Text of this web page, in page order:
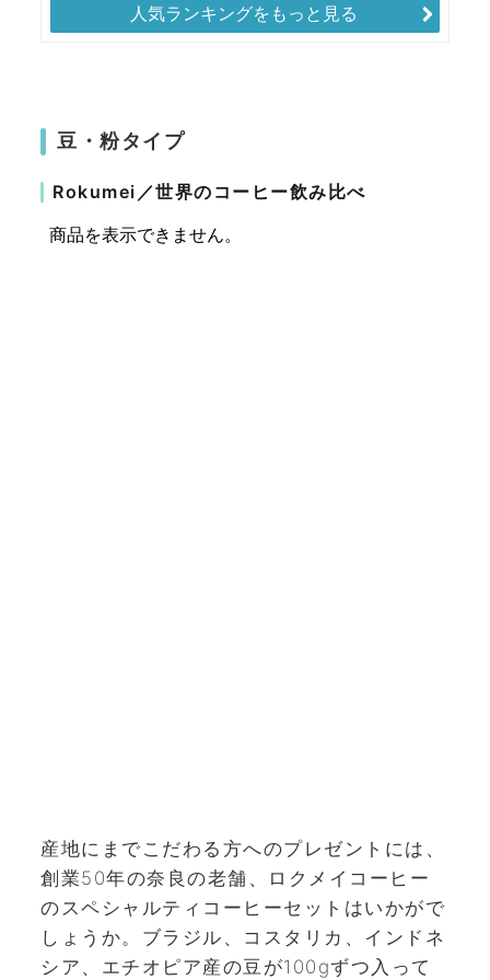
人気ランキングをもっと見る
豆・粉タイプ
Rokumei／世界のコーヒー飲み比べ
産地にまでこだわる方へのプレゼントには、
創業50年の奈良の老舗、ロクメイコーヒー
のスペシャルティコーヒーセットはいかがで
しょうか。ブラジル、コスタリカ、インドネ
シア、エチオピア産の豆が100gずつ入って